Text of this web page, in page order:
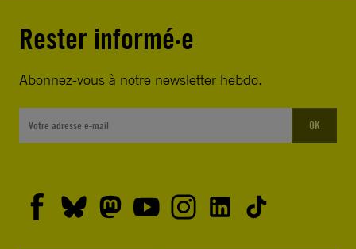
Rester informé·e
Abonnez-vous à notre newsletter hebdo.
OK